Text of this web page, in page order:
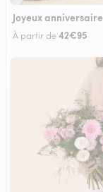
Joyeux anniversaire
À partir de42€95